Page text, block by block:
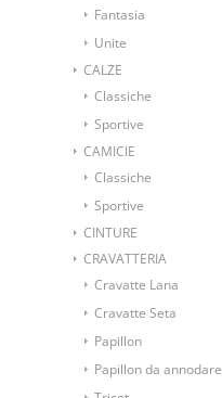
Fantasia
Unite
CALZE
Classiche
Sportive
CAMICIE
Classiche
Sportive
CINTURE
CRAVATTERIA
Cravatte Lana
Cravatte Seta
Papillon
Papillon da annodare